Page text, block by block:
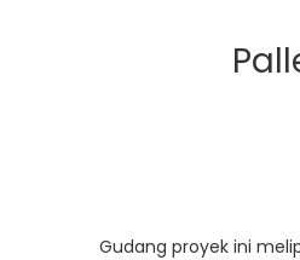
Gudang proyek ini